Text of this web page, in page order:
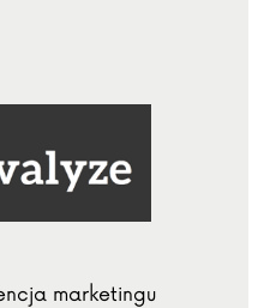
marketingu